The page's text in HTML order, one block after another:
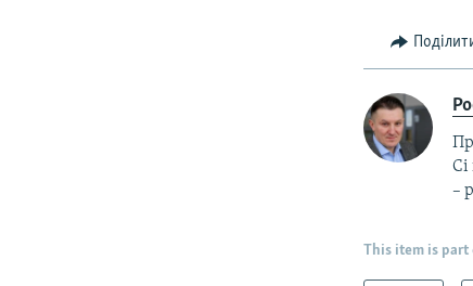
Сі
–
This item is part